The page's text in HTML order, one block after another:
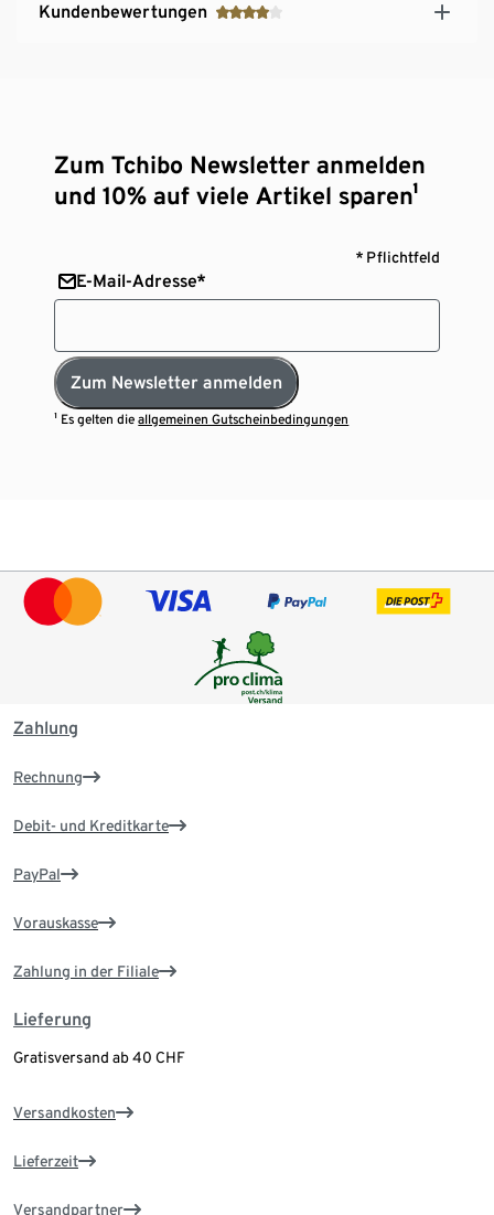
Kundenbewertungen
Zum Tchibo Newsletter anmelden
und 10% auf viele Artikel sparen¹
* Pflichtfeld
E-Mail-Adresse*
Zum Newsletter anmelden
¹ Es gelten dieallgemeinen Gutscheinbedingungen
Zahlung
Rechnung
Debit- und Kreditkarte
PayPal
Vorauskasse
Zahlung in der Filiale
Lieferung
Gratisversand ab 40 CHF
Versandkosten
Lieferzeit
Versandpartner